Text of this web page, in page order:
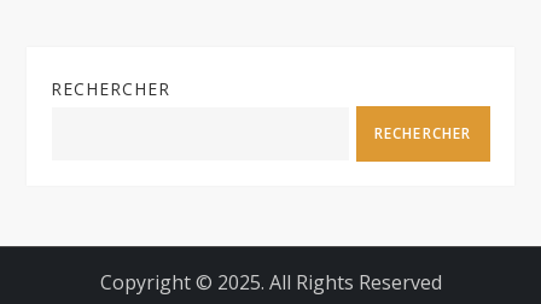
a
o
RECHERCHER
RECHERCHER
Copyright © 2025. All Rights Reserved